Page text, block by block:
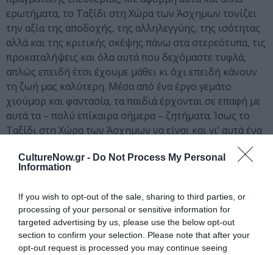
CultureNow.gr - Do Not Process My Personal
Information
If you wish to opt-out of the sale, sharing to third parties, or
processing of your personal or sensitive information for
targeted advertising by us, please use the below opt-out
section to confirm your selection. Please note that after your
opt-out request is processed you may continue seeing
ερωτήματα, το Ταξίδι στη Χώρα των Άσχημων τονίζει
την αξία της αποδοχής, της αλληλεγγύης, της ισότητας
αλλά και της κριτικής σκέψης πάνω στα στερεότυπα, τις
προκαταλήψεις και όλα αυτά που δεχόμαστε τυφλά,
απλώς επειδή έτσι έχουμε μάθει κι όχι επειδή κάνουν
τη ζωή μας καλύτερη. Μέσα από ένα έργο γεμάτο
χιούμορ και φαντασία, τα παιδιά έρχονται σε επαφή με
αυτά τα – πολύ επίκαιρα σήμερα – ζητήματα. Ίσως το
Ταξίδι στη Χώρα των Άσχημων να είναι και γι’ αυτά ένα
ταξίδι προς την αυτογνωσία, την πιο βαθιά κατανόηση
του κόσμου και την ελπίδα για μια κοινωνία με πιο
ανοιχτά μυαλά.
Αντριάνα Μίνου, πρωτότυπη ιστορία, λιμπρέτο
Λίγα λόγια για το εκπαιδευτικό
πρόγραμμα